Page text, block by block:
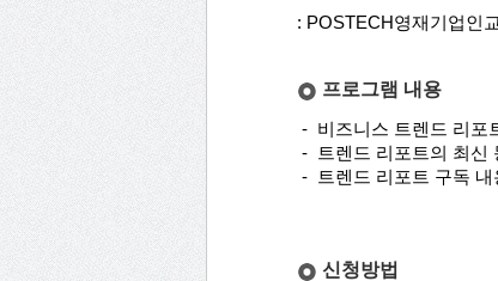
: POSTECH영재기업인
프로그램 내용
- 비즈니스 트렌드 리포
- 트렌드 리포트의 최신
- 트렌드 리포트 구독 내
신청방법